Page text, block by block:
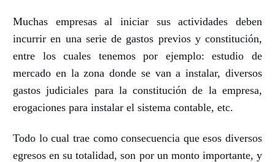
Muchas empresas al iniciar sus actividades deben
incurrir en una serie de gastos previos y constitución,
entre los cuales tenemos por ejemplo: estudio de
mercado en la zona donde se van a instalar, diversos
gastos judiciales para la constitución de la empresa,
erogaciones para instalar el sistema contable, etc.
Todo lo cual trae como consecuencia que esos diversos
egresos en su totalidad, son por un monto importante, y